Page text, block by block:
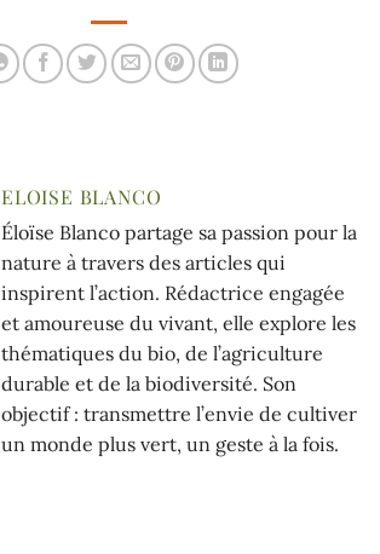
ELOISE BLANCO
Éloïse Blanco partage sa passion pour la
nature à travers des articles qui
inspirent l’action. Rédactrice engagée
et amoureuse du vivant, elle explore les
thématiques du bio, de l’agriculture
durable et de la biodiversité. Son
objectif : transmettre l’envie de cultiver
un monde plus vert, un geste à la fois.